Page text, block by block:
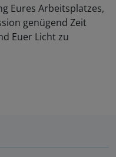
Eures Arbeitsplatzes,
genügend Zeit
Euer Licht zu